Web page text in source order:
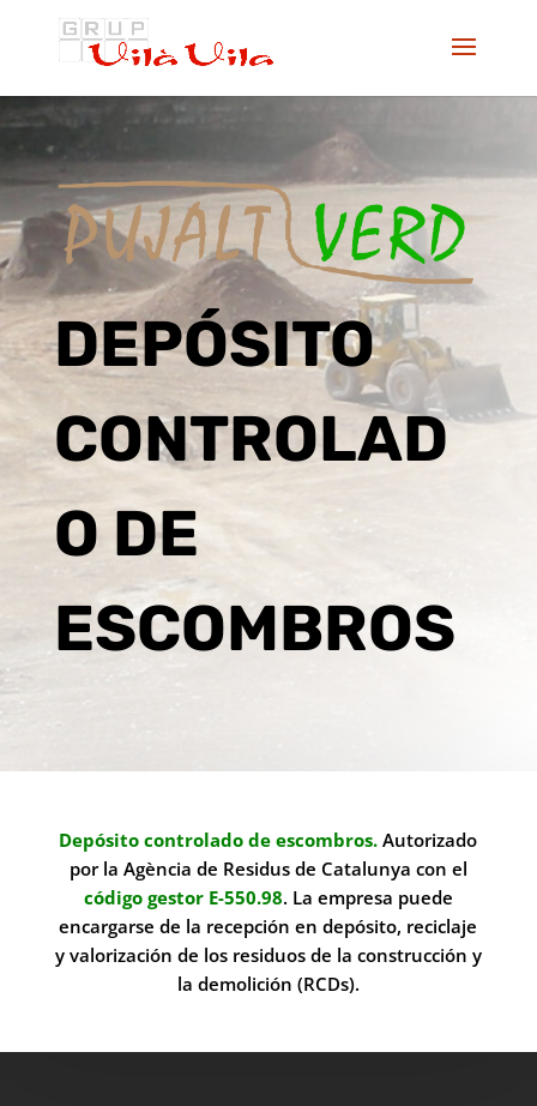
DEPÓSITO
CONTROLAD
O DE
ESCOMBROS
Depósito controlado de escombros. Autorizado
por la Agència de Residus de Catalunya con el
código gestor E-550.98. La empresa puede
encargarse de la recepción en depósito, reciclaje
y valorización de los residuos de la construcción y
la demolición (RCDs).